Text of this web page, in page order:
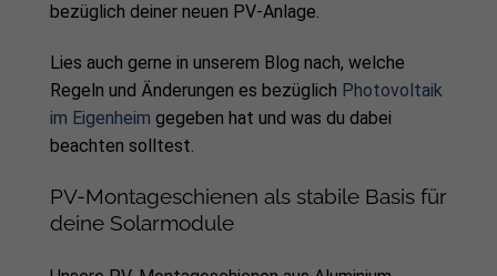
bezüglich deiner neuen PV-Anlage.
Lies auch gerne in unserem Blog nach, welche
Regeln und Änderungen es bezüglich Photovoltaik
im Eigenheim gegeben hat und was du dabei
beachten solltest.
PV-Montageschienen als stabile Basis für
deine Solarmodule